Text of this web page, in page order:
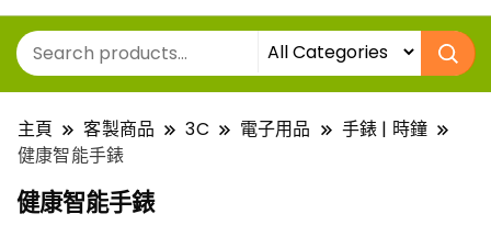
主頁 客製商品 3C 電子用品
手錶 | 時鐘
健康智能手錶
健康智能手錶